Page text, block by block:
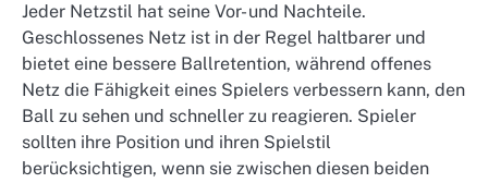
Jeder Netzstil hat seine Vor- und Nachteile.
Geschlossenes Netz ist in der Regel haltbarer und
bietet eine bessere Ballretention, während offenes
Netz die Fähigkeit eines Spielers verbessern kann, den
Ball zu sehen und schneller zu reagieren. Spieler
sollten ihre Position und ihren Spielstil
berücksichtigen, wenn sie zwischen diesen beiden